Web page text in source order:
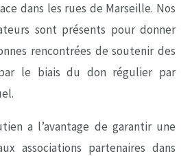
dans les rues de Marseille. Nos
sont présents pour donner
rencontrées de soutenir des
le biais du don régulier par
a l’avantage de garantir une
associations partenaires dans